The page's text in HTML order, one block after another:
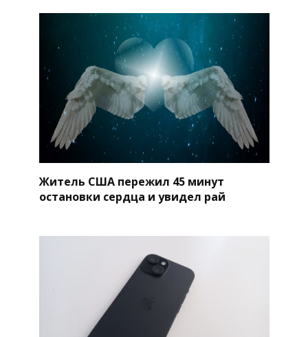
Житель США пережил 45 минут
остановки сердца и увидел рай